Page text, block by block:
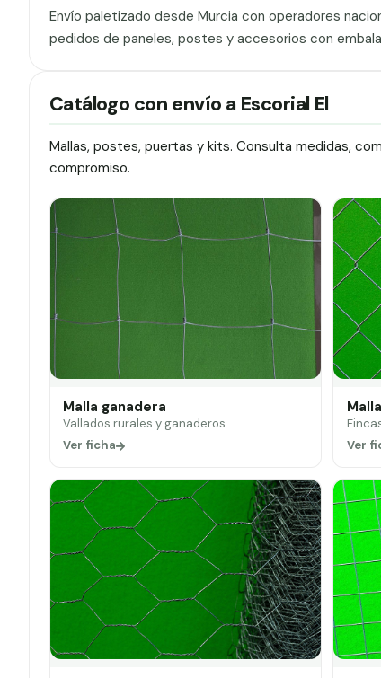
Envío paletizado desde Murcia con operadores
pedidos de paneles, postes y accesorios con
Catálogo con envío a Escorial El
Mallas, postes, puertas y kits. Consulta medidas,
compromiso.
Malla ganadera
Vallados rurales y ganaderos.
Ver ficha
Ver